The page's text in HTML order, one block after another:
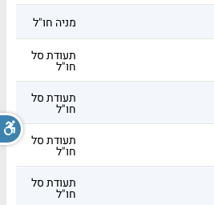
מניה חו"ל
תעודת סל
חו"ל
תעודת סל
חו"ל
תעודת סל
חו"ל
תעודת סל
חו"ל